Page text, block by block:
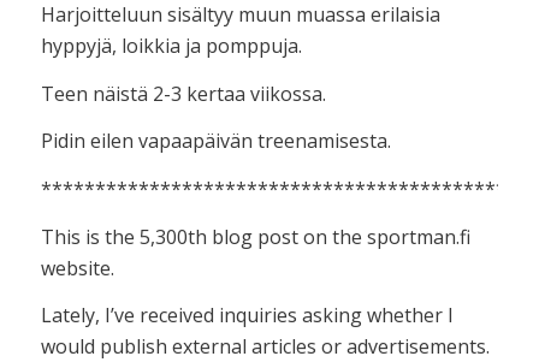
Harjoitteluun sisältyy muun muassa erilaisia
hyppyjä, loikkia ja pomppuja.
Teen näistä 2-3 kertaa viikossa.
Pidin eilen vapaapäivän treenamisesta.
This is the 5,300th blog post on the sportman.fi
website.
Lately, I’ve received inquiries asking whether I
would publish external articles or advertisements.